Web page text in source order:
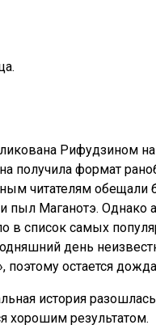
Рифудзином
получила формат
читателям обещали
пыл Маганотэ. Однако
в список самых
день
поэтому остается
история
хорошим результатом.